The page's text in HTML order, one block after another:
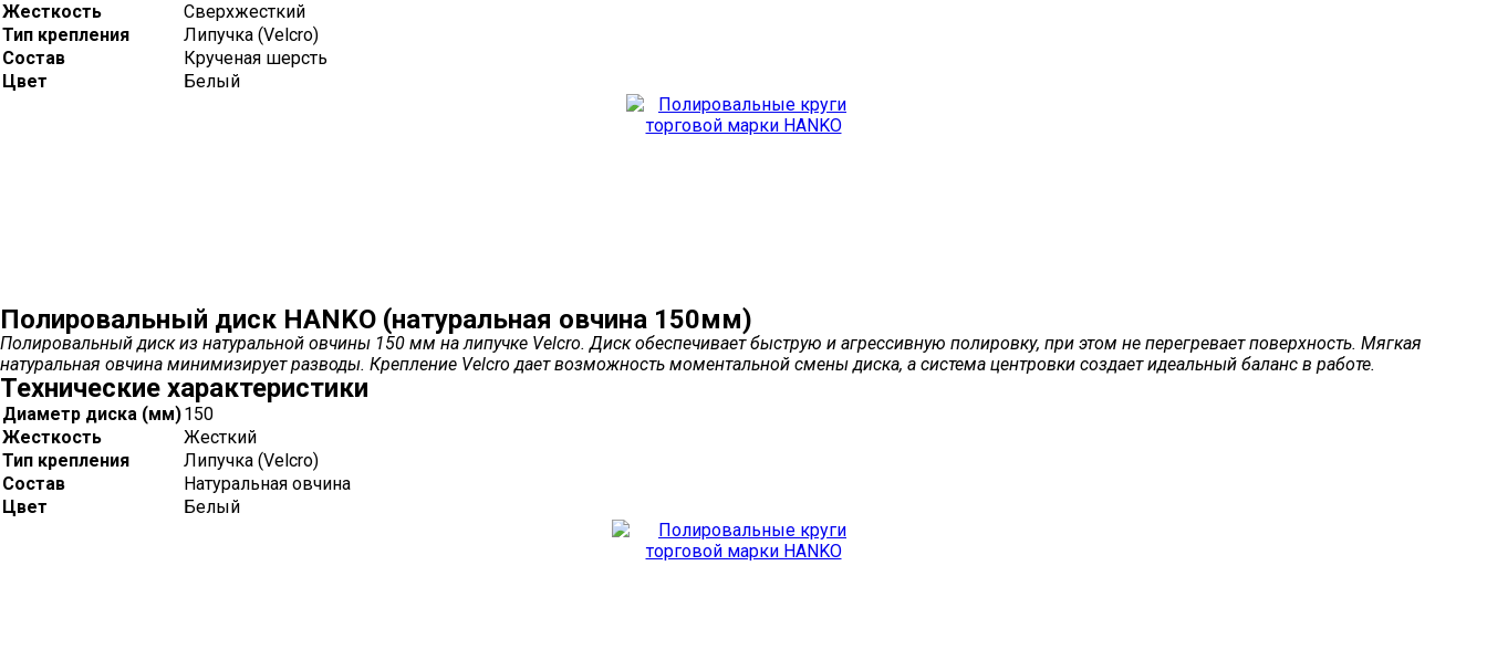
Жесткость
Сверхжесткий
Тип крепления
Липучка (Velcro)
Состав
Крученая шерсть
Цвет
Белый
Полировальный диск HANKO (натуральная овчина 150мм)
Полировальный диск из натуральной овчины 150 мм на липучке Velcro. Диск обеспечивает быструю и агрессивную полировку, при этом не перегревает поверхность. Мягкая
натуральная овчина минимизирует разводы. Крепление Velcro дает возможность моментальной смены диска, а система центровки создает идеальный баланс в работе.
Технические характеристики
Диаметр диска (мм)150
Жесткость
Жесткий
Тип крепления
Липучка (Velcro)
Состав
Натуральная овчина
Цвет
Белый